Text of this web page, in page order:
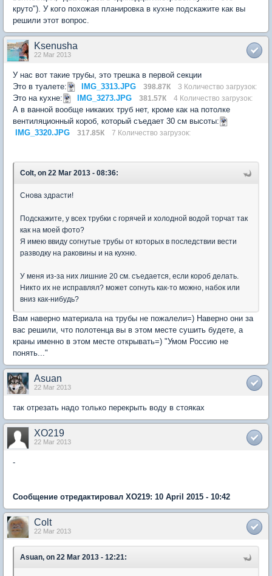
круто"). У кого похожая планировка в кухне подскажите как вы
решили этот вопрос.
Ksenusha
22 Mar 2013
У нас вот такие трубы, это трешка в первой секции
Это в туалете:
IMG_3313.JPG 398.87К 3 Количество загрузок:
Это на кухне: IMG_3273.JPG 381.57К 4 Количество загрузок:
А в ванной вообще никаких труб нет, кроме как на потолке
вентиляционный короб, который съедает 30 см высоты:
IMG_3320.JPG
317.85К 7 Количество загрузок:
Colt, on 22 Mar 2013 - 08:36:
Снова здрасти!
Подскажите, у всех трубки с горячей и холодной водой торчат так
как на моей фото?
Я имею ввиду согнутые трубы от которых в последствии вести
разводку на раковины и на кухню.
У меня из-за них лишние 20 см. съедается, если короб делать.
Никто их не исправлял? может согнуть как-то можно, набок или
вниз как-нибудь?
Вам наверно материала на трубы не пожалели=) Наверно они за
вас решили, что полотенца вы в этом месте сушить будете, а
краны именно в этом месте открывать=) "Умом Россию не
понять..."
Asuan
22 Mar 2013
так отрезать надо только перекрыть воду в стояках
XO219
22 Mar 2013
-
Сообщение отредактировал XO219: 10 April 2015 - 10:42
Colt
22 Mar 2013
Asuan, on 22 Mar 2013 - 12:21: